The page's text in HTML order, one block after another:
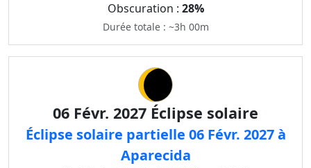
Obscuration : 28%
Durée totale : ~3h 00m
06 Févr. 2027 Éclipse solaire
Éclipse solaire partielle 06 Févr. 2027 à
Aparecida